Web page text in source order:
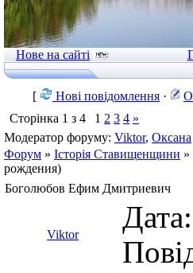
Нове на сайті
[ Нові повідомлення ·
Сторінка 1 з 4 1 2 3 4 »
Модератор форуму: Viktor, Оксана
Форум » Історія Ставищенщини »
рождения)
Боголюбов Ефим Дмитриевич
Viktor